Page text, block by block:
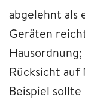
abgelehnt als
Geräten
Rücksicht auf
Beispiel